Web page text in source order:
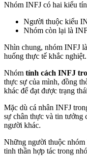
Nhóm INFJ có hai kiểu
Người thuộc kiểu
Nhóm còn lại là
Nhìn chung, nhóm INFJ
huống thực tế khắc
Nhóm tính cách INFJ
thực sự của mình, đồng
khác để đạt được trạng
Mặc dù cá nhân INFJ
sự chân thực và tin tưởng
người khác.
Những người thuộc nhóm
tinh thần hợp tác trong